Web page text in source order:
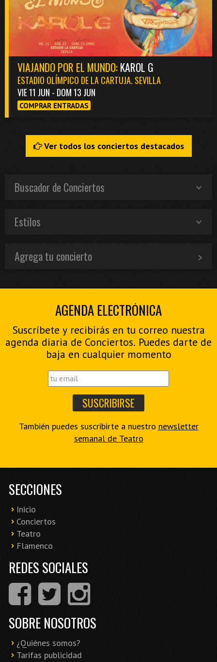
VIAJANDO POR EL MUNDO:KAROL G
ESTADIO OLÍMPICO DE LA CARTUJA. SEVILLA
VIE 11 JUN - DOM 13 JUN
COMPRAR ENTRADAS
Ver todos los conciertos destacados
Buscador de Conciertos
Estilos
Agrega tu concierto
AGENDA ELECTRÓNICA
Suscríbete y recibirás en tu correo nuestra
agenda diaria de Conciertos. Puedes darte de
baja en cualquier momento
También puedes suscribirte a nuestro newsletter
semanal de Teatro
SECCIONES
Inicio
Conciertos
Teatro
Flamenco
REDES SOCIALES
SOBRE NOSOTROS
¿Quiénes somos?
Tarifas publicidad